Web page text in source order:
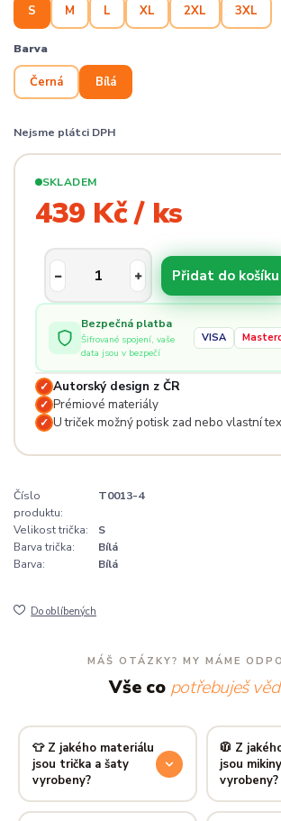
S M L XL 2XL 3XL
Barva
Černá Bílá
Nejsme plátci DPH
SKLADEM
439 Kč / ks
Přidat do košíku
Bezpečná platba
Šifrované spojení, vaše
data jsou v bezpečí
VISA
✓ Autorský design z ČR
✓ Prémiové materiály
✓ U triček možný potisk zad nebo vlastní
Číslo
produktu:
T0013-4
Velikost trička:
S
Barva trička:
Bílá
Barva:
Bílá
Do oblíbených
MÁŠ OTÁZKY? MY MÁME
Vše co potřebuješ
👕 Z jakého materiálu
jsou trička a šaty
vyrobeny?
Používáme prémiovou 100%
🧥 Z
jsou mikiny
vyrobeny?
Mikiny